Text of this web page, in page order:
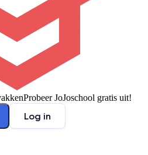
Probeer JoJoschool gratis uit!
Log in